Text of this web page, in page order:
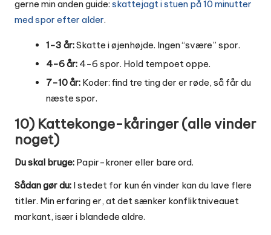
gerne min anden guide: skattejagt i stuen på 10 minutter
med spor efter alder.
1-3 år:Skatte i øjenhøjde. Ingen “svære” spor.
4-6 år: 4-6 spor. Hold tempoet oppe.
7-10 år: Koder: find tre ting der er røde, så får du
næste spor.
10) Kattekonge-kåringer (alle vinder
noget)
Du skal bruge: Papir-kroner eller bare ord.
Sådan gør du: I stedet for kun én vinder kan du lave flere
titler. Min erfaring er, at det sænker konfliktniveauet
markant, især i blandede aldre.